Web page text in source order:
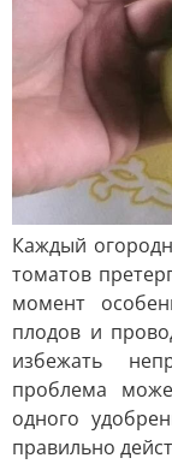
Каждый
томатов
момент
плодов и
избежать
проблема
одного
правильно